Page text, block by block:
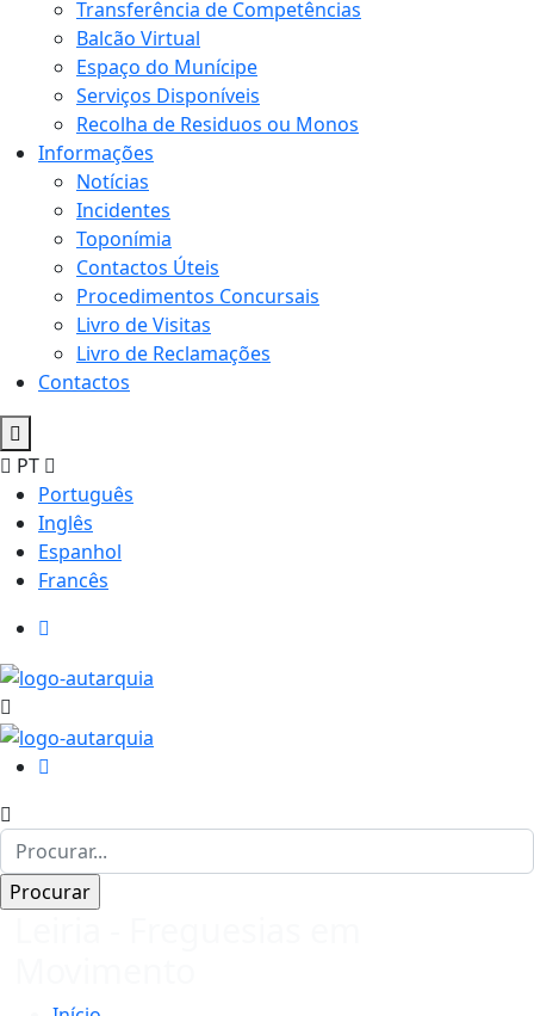
Transferência de Competências
Balcão Virtual
Espaço do Munícipe
Serviços Disponíveis
Recolha de Residuos ou Monos
Informações
Notícias
Incidentes
Toponímia
Contactos Úteis
Procedimentos Concursais
Livro de Visitas
Livro de Reclamações
Contactos
PT
Português
Inglês
Espanhol
Francês